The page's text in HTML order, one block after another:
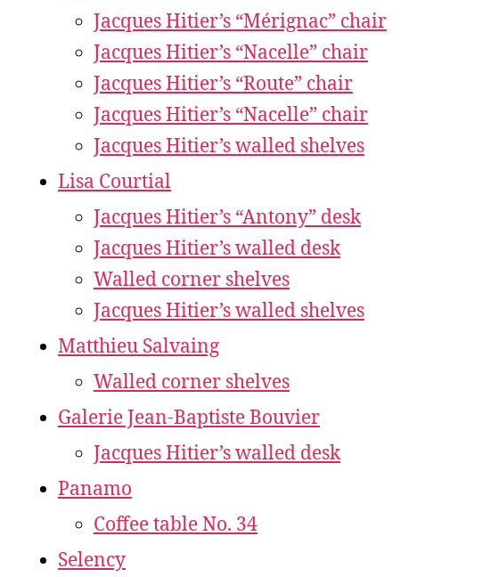
Jacques Hitier’s “Mérignac” chair
Jacques Hitier’s “Nacelle” chair
Jacques Hitier’s “Route” chair
Jacques Hitier’s “Nacelle” chair
Jacques Hitier’s walled shelves
Lisa Courtial
Jacques Hitier’s “Antony” desk
Jacques Hitier’s walled desk
Walled corner shelves
Jacques Hitier’s walled shelves
Matthieu Salvaing
Walled corner shelves
Galerie Jean-Baptiste Bouvier
Jacques Hitier’s walled desk
Panamo
Coffee table No. 34
Selency